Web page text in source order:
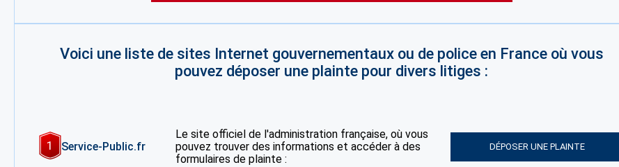
Voici une liste de sites Internet gouvernementaux ou de police en France où vous
pouvez déposer une plainte pour divers litiges :
1 Service-Public.fr
Le site officiel de l'administration française, où vous
pouvez trouver des informations et accéder à des
formulaires de plainte :
DÉPOSER UNE PLAINTE